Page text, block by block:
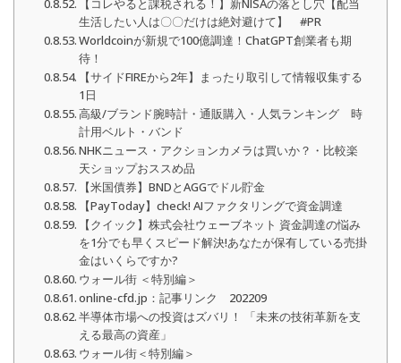
【コレやると課税される！】新NISAの落とし穴【配当
生活したい人は〇〇だけは絶対避けて】 #PR
Worldcoinが新規で100億調達！ChatGPT創業者も期
待！
【サイドFIREから2年】まったり取引して情報収集する
1日
高級/ブランド腕時計・通販購入・人気ランキング 時
計用ベルト・バンド
NHKニュース・アクションカメラは買いか？・比較楽
天ショップおススめ品
【米国債券】BNDとAGGでドル貯金
【PayToday】check! AIファクタリングで資金調達
【クイック】株式会社ウェーブネット 資金調達の悩み
を1分でも早くスピード解決!あなたが保有している売掛
金はいくらですか?
ウォール街 ＜特別編＞
online-cfd.jp：記事リンク 202209
半導体市場への投資はズバリ！ 「未来の技術革新を支
える最高の資産」
ウォール街＜特別編＞